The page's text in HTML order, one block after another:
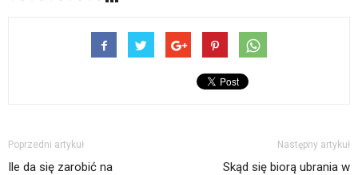
Poprzedni artykuł
Ile da się zarobić na
Następny artykuł
Skąd się biorą ubrania w